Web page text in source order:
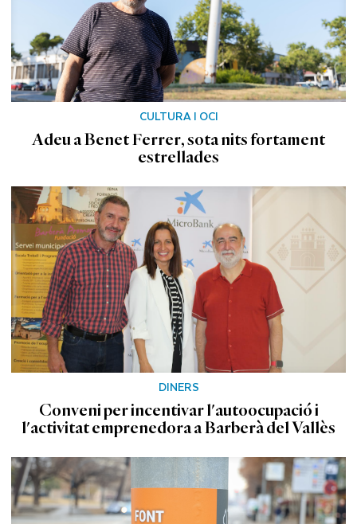
CULTURA I OCI
Adeu a Benet Ferrer, sota nits fortament
estrellades
DINERS
Conveni per incentivar l'autoocupació i
l'activitat emprenedora a Barberà del Vallès